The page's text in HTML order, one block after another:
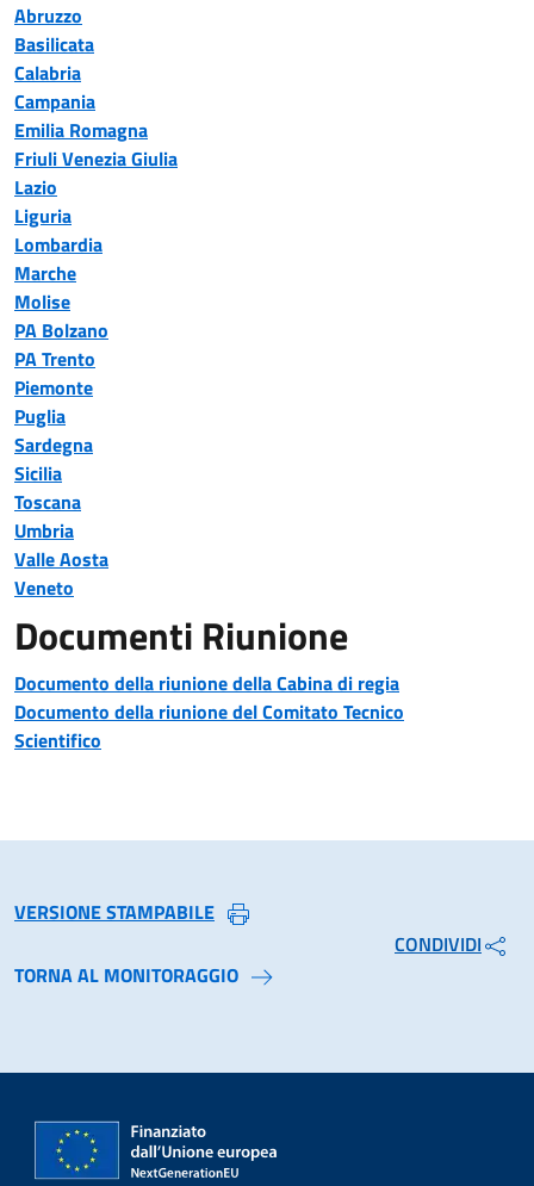
Abruzzo
Basilicata
Calabria
Campania
Emilia Romagna
Friuli Venezia Giulia
Lazio
Liguria
Lombardia
Marche
Molise
PA Bolzano
PA Trento
Piemonte
Puglia
Sardegna
Sicilia
Toscana
Umbria
Valle Aosta
Veneto
Documenti Riunione
Documento della riunione della Cabina di regia
Documento della riunione del Comitato Tecnico
Scientifico
VERSIONE STAMPABILE
CONDIVIDI
TORNA AL MONITORAGGIO